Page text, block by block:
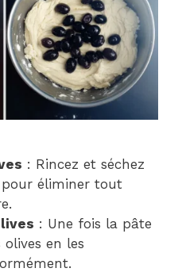
: Rincez et séchez
éliminer tout
: Une fois la pâte
olives en les